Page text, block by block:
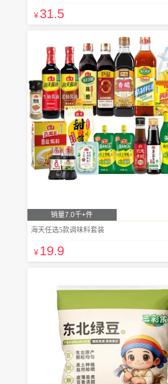
¥31.5
销量7.0千+件
海天任选5款调味料套装
¥19.9